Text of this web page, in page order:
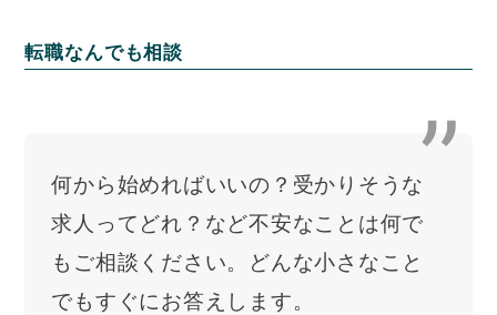
転職なんでも相談
何から始めればいいの？受かりそうな
求人ってどれ？など不安なことは何で
もご相談ください。どんな小さなこと
でもすぐにお答えします。